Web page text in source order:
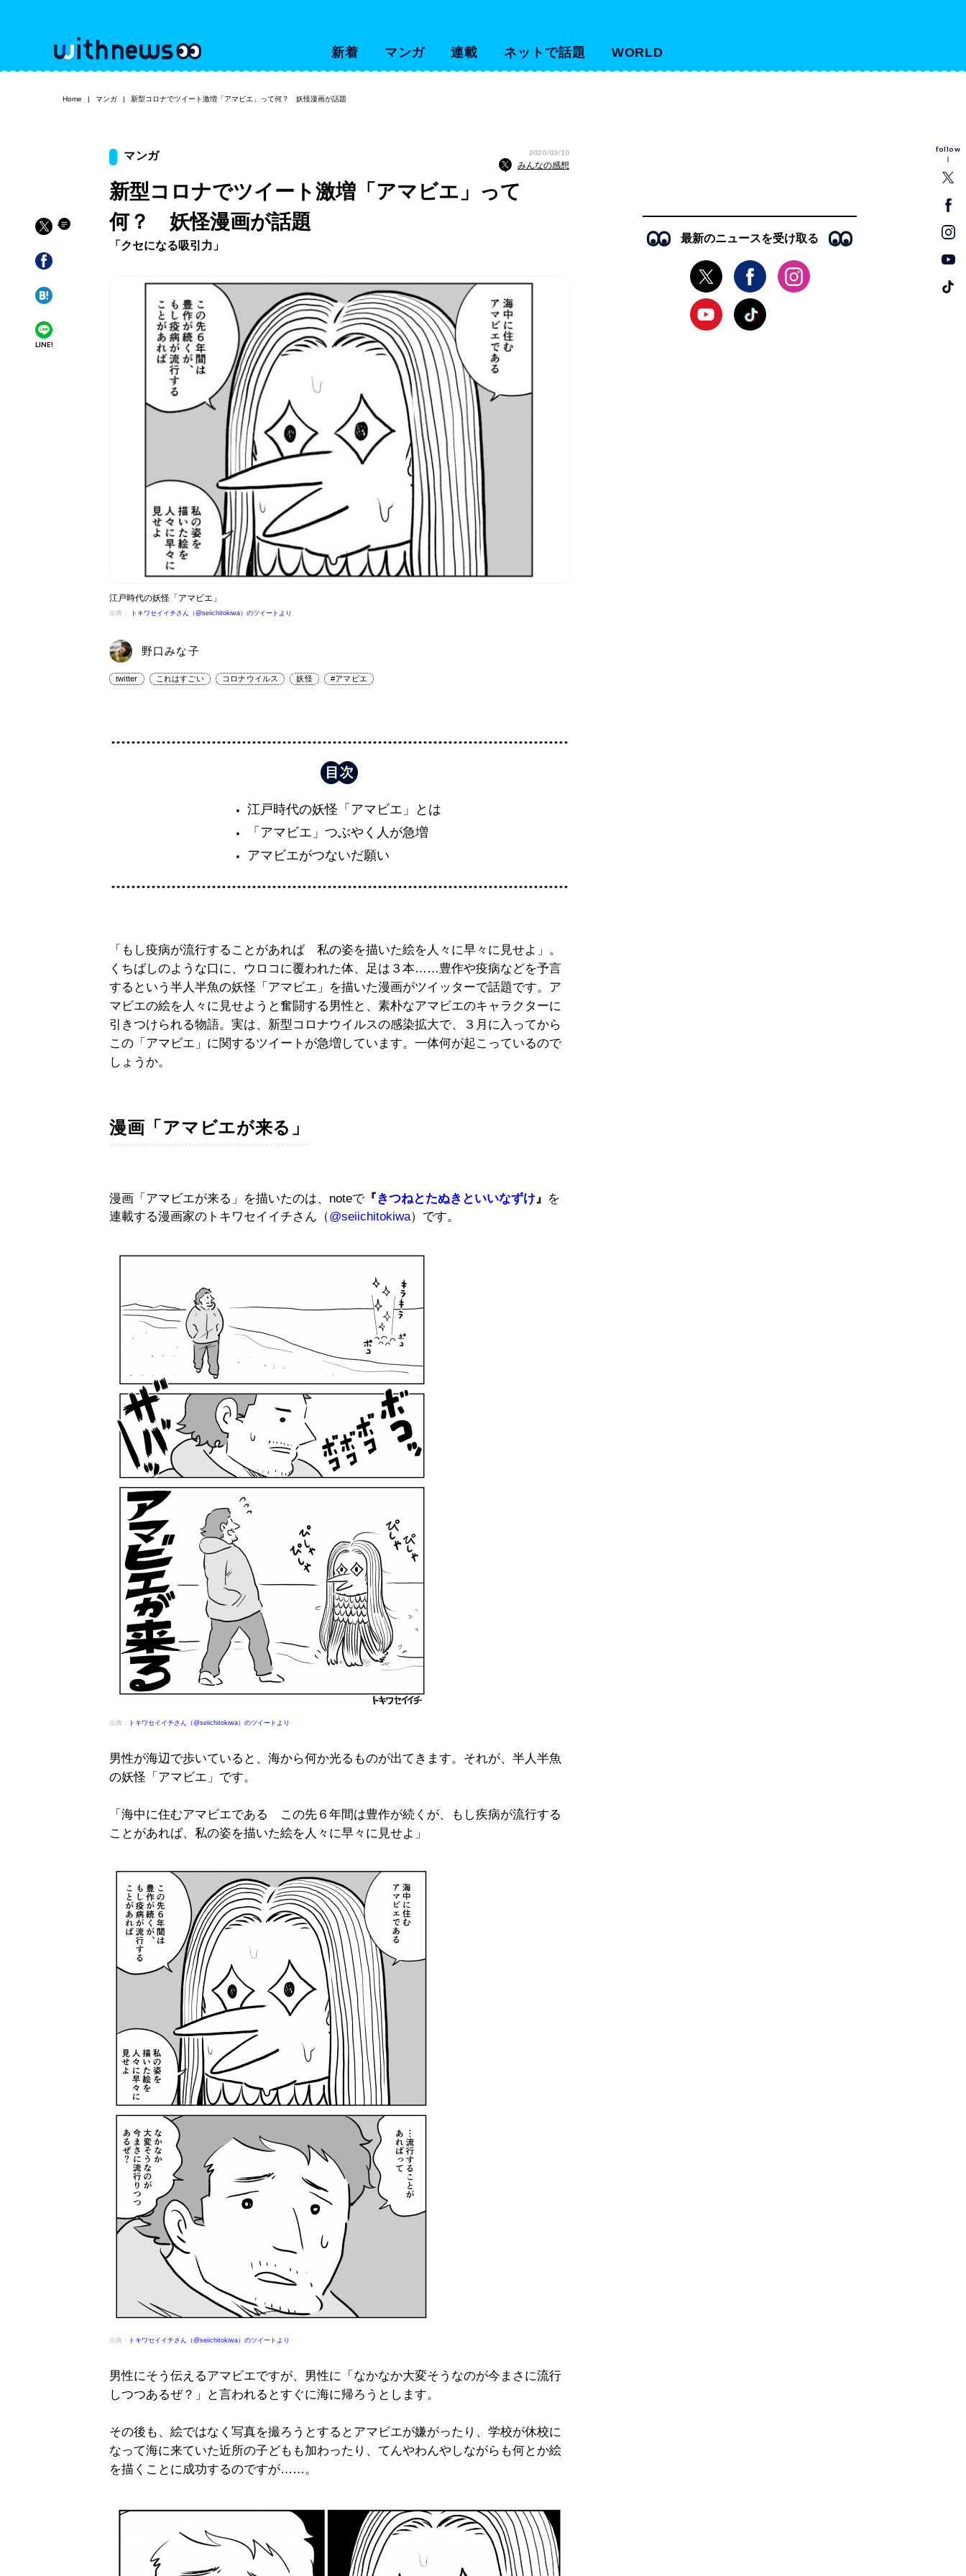
新着 マンガ 連載 ネットで話題 WORLD
follow
Home マンガ 新型コロナでツイート激増「アマビエ」って何？ 妖怪漫画が話題
LINE!
マンガ 2020/03/10
みんなの感想
新型コロナでツイート激増「アマビエ」って
何？ 妖怪漫画が話題
「クセになる吸引力」
江戸時代の妖怪「アマビエ」
出典： トキワセイイチさん（@seiichitokiwa）のツイートより
野口みな子
twitter これはすごい コロナウイルス 妖怪 #アマビエ
江戸時代の妖怪「アマビエ」とは
「アマビエ」つぶやく人が急増
アマビエがつないだ願い
「もし疫病が流行することがあれば 私の姿を描いた絵を人々に早々に見せよ」。
くちばしのような口に、ウロコに覆われた体、足は３本……豊作や疫病などを予言
するという半人半魚の妖怪「アマビエ」を描いた漫画がツイッターで話題です。ア
マビエの絵を人々に見せようと奮闘する男性と、素朴なアマビエのキャラクターに
引きつけられる物語。実は、新型コロナウイルスの感染拡大で、３月に入ってから
この「アマビエ」に関するツイートが急増しています。一体何が起こっているので
しょうか。
漫画「アマビエが来る」
漫画「アマビエが来る」を描いたのは、noteで『きつねとたぬきといいなずけ 』 を
連載する漫画家のトキワセイイチさん（@seiichitokiwa）です。
出典： トキワセイイチさん（@seiichitokiwa）のツイートより
男性が海辺で歩いていると、海から何か光るものが出てきます。それが、半人半魚
の妖怪「アマビエ」です。
「海中に住むアマビエである この先６年間は豊作が続くが、もし疾病が流行する
ことがあれば、私の姿を描いた絵を人々に早々に見せよ」
出典： トキワセイイチさん（@seiichitokiwa）のツイートより
男性にそう伝えるアマビエですが、男性に「なかなか大変そうなのが今まさに流行
しつつあるぜ？」と言われるとすぐに海に帰ろうとします。
その後も、絵ではなく写真を撮ろうとするとアマビエが嫌がったり、学校が休校に
なって海に来ていた近所の子どもも加わったり、てんやわんやしながらも何とか絵
を描くことに成功するのですが……。
最新のニュースを受け取る